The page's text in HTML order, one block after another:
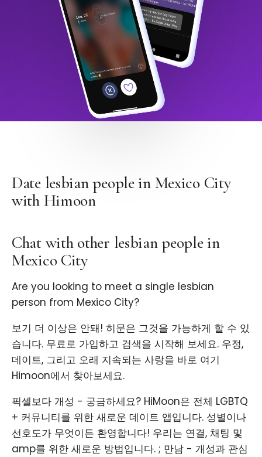
Date lesbian people in Mexico City
with Himoon
Chat with other lesbian people in
Mexico City
Are you looking to meet a single lesbian
person from Mexico City?
보기 더 이상은 안돼! 히문은 그것을 가능하게 할 수 있
습니다. 무료로 가입하고 검색을 시작해 보세요. 우정,
데이트, 그리고 오래 지속되는 사랑을 바로 여기
Himoon에서 찾아보세요.
픽셀보다 개성 - 궁금하세요? HiMoon은 전체 LGBTQ
+ 커뮤니티를 위한 새로운 데이트 앱입니다. 성별이나
선호도가 무엇이든 환영합니다! 우리는 연결, 채팅 및
amp를 위한 새로운 방법입니다. ; 만남 - 개성과 관심